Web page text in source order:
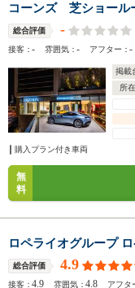
コーンズ 芝ショール
総合評価 -
接客：- 雰囲気：- アフター：-
掲載
所
購入プラン付き車両
無
料
ロペライオグループ
総合評価 4.9
接客：4.9 雰囲気：4.8 アフタ